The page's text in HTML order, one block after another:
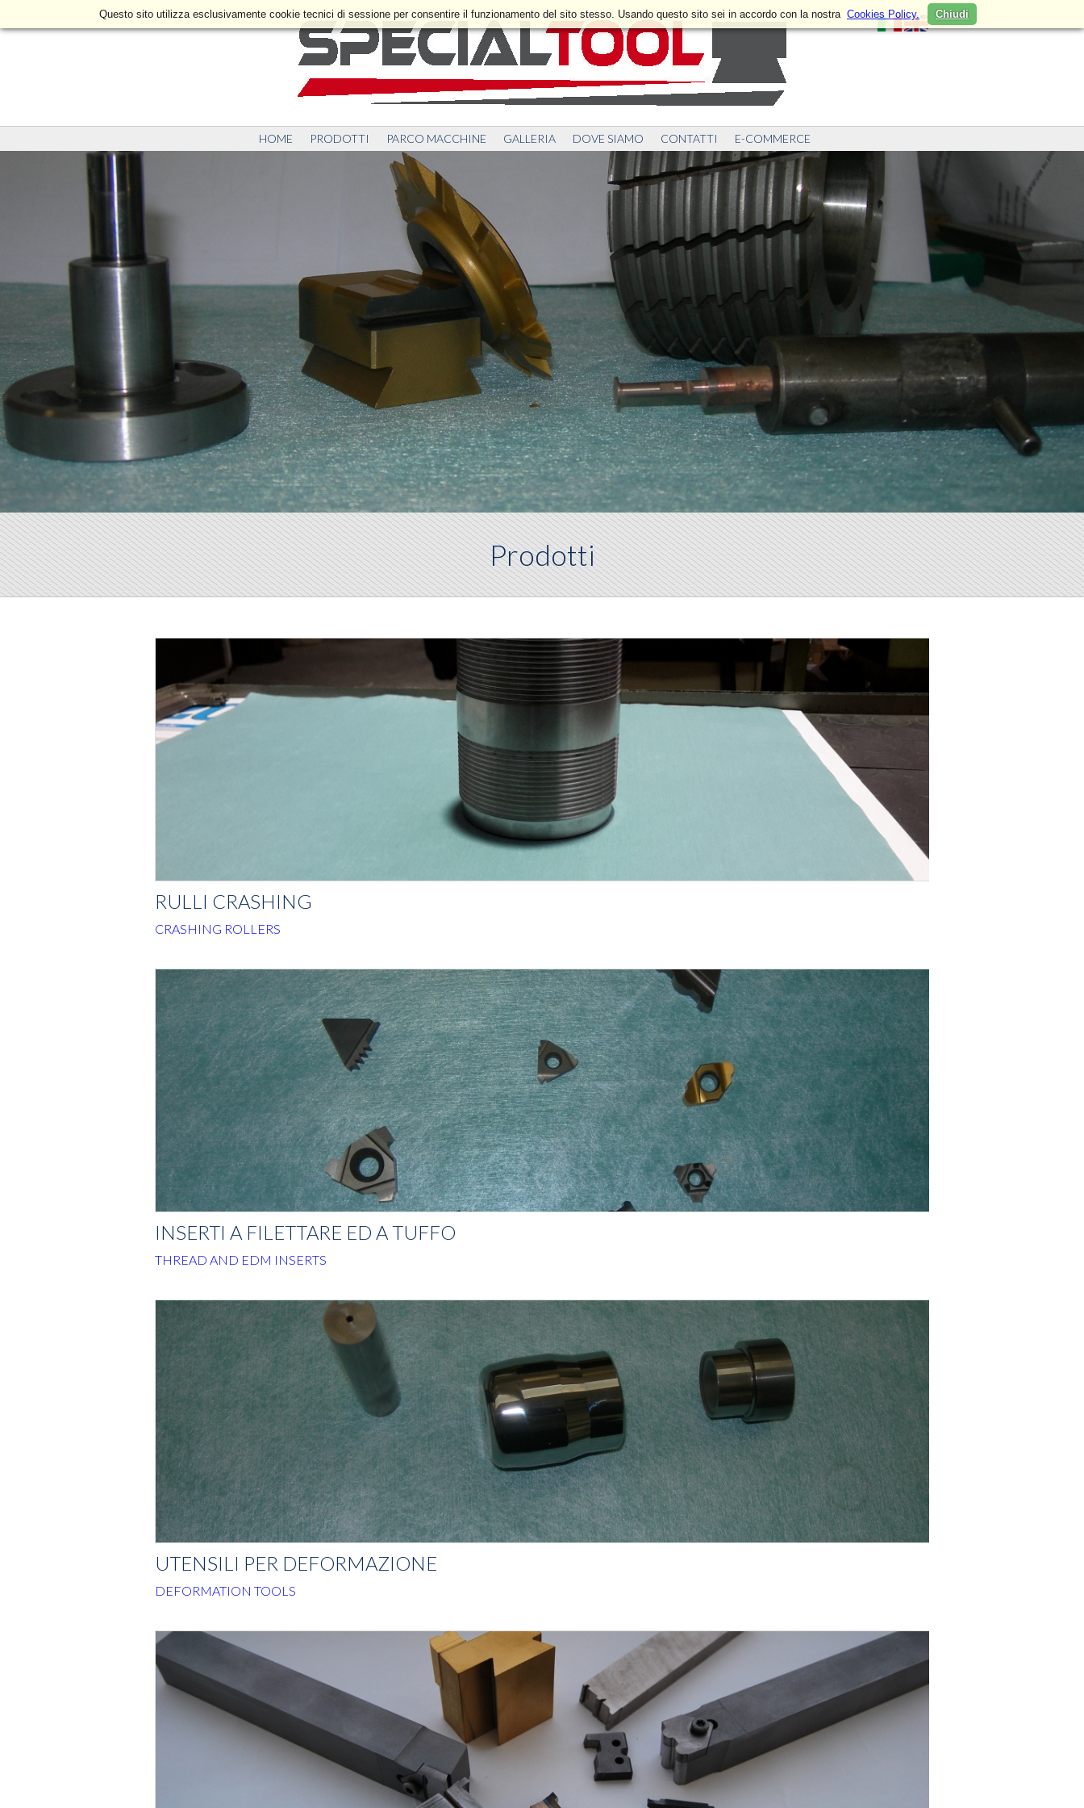
HOME PRODOTTI PARCO MACCHINE GALLERIA DOVE SIAMO CONTATTI E-COMMERCE
Prodotti
RULLI CRASHING
CRASHING ROLLERS
INSERTI A FILETTARE ED A TUFFO
THREAD AND EDM INSERTS
UTENSILI PER DEFORMAZIONE
DEFORMATION TOOLS
Questo sito utilizza esclusivamente cookie tecnici di sessione per consentire il funzionamento del sito stesso. Usando questo sito sei in accordo con la nostra Cookies Policy. Chiudi